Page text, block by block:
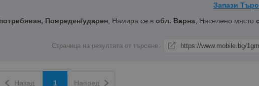
Запази
Повреден/ударен, Намира се в обл. Варна, Населено място
Страница на резултата от търсене:
Назад 1 Напред